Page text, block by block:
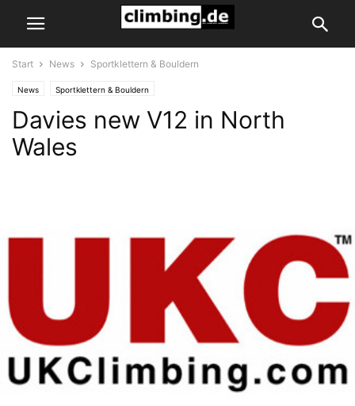
Start News Sportklettern & Bouldern
News Sportklettern & Bouldern
Davies new V12 in North
Wales